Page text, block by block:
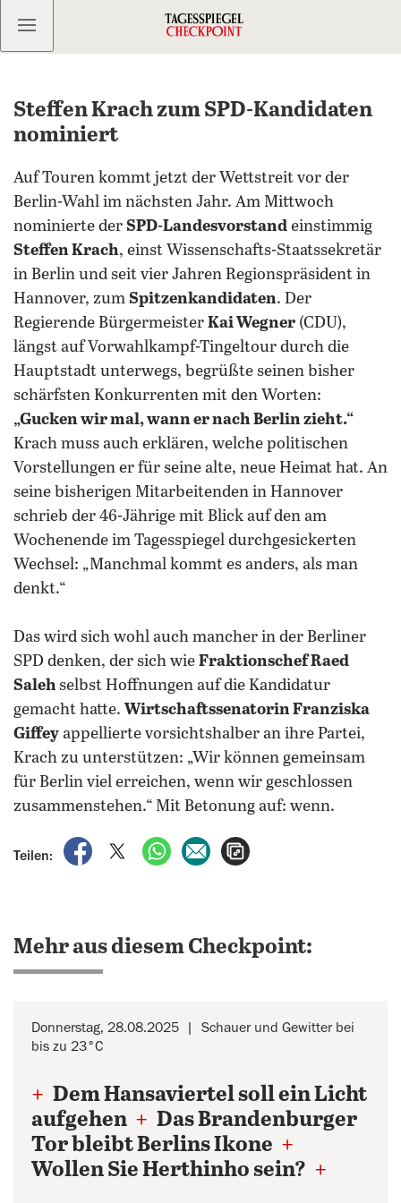
Kostenlos anmelden
Steffen Krach zum SPD-Kandidaten
nominiert
Auf Touren kommt jetzt der Wettstreit vor der
Berlin-Wahl im nächsten Jahr. Am Mittwoch
nominierte der SPD-Landesvorstand einstimmig
Steffen Krach, einst Wissenschafts-Staatssekretär
in Berlin und seit vier Jahren Regionspräsident in
Hannover, zum Spitzenkandidaten. Der
Regierende Bürgermeister Kai Wegner (CDU),
längst auf Vorwahlkampf-Tingeltour durch die
Hauptstadt unterwegs, begrüßte seinen bisher
schärfsten Konkurrenten mit den Worten:
„Gucken wir mal, wann er nach Berlin zieht.“
Krach muss auch erklären, welche politischen
Vorstellungen er für seine alte, neue Heimat hat. An
seine bisherigen Mitarbeitenden in Hannover
schrieb der 46-Jährige mit Blick auf den am
Wochenende im Tagesspiegel durchgesickerten
Wechsel: „Manchmal kommt es anders, als man
denkt.“
Das wird sich wohl auch mancher in der Berliner
SPD denken, der sich wie Fraktionschef Raed
Salehselbst Hoffnungen auf die Kandidatur
gemacht hatte. Wirtschaftssenatorin Franziska
Giffey appellierte vorsichtshalber an ihre Partei,
Krach zu unterstützen: „Wir können gemeinsam
für Berlin viel erreichen, wenn wir geschlossen
zusammenstehen.“ Mit Betonung auf: wenn.
Teilen:
auf Facebook teilen
auf X teilenper WhatsApp teilen
per E-Mail teilen
Mehr aus diesem Checkpoint:
Donnerstag, 28.08.2025
Schauer und Gewitter bei
bis zu 23°C
+ Dem Hansaviertel soll ein Licht
aufgehen + Das Brandenburger
Tor bleibt Berlins Ikone +
Wollen Sie Herthinho sein? +